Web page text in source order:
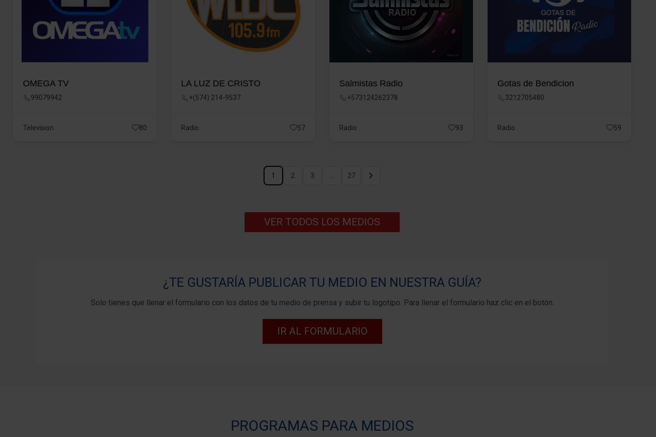
OMEGA TV
99079942
Television 80
LA LUZ DE CRISTO
+(574) 214-9537
Radio 57
Salmistas Radio
+573124262378
Radio 93
Gotas de Bendicion
3212705480
Radio 59
1 2 3 27
VER TODOS LOS MEDIOS
¿TE GUSTARÍA PUBLICAR TU MEDIO EN NUESTRA GUÍA?
Solo tienes que llenar el formulario con los datos de tu medio de prensa y subir tu logotipo. Para llenar el formulario haz clic en el botón.
IR AL FORMULARIO
PROGRAMAS PARA MEDIOS